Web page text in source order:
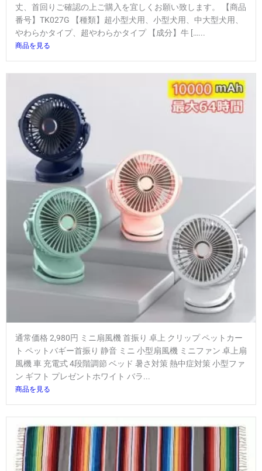
丈、首回りご確認の上ご購入を宜しくお願い致します。 【商品
番号】TK027G 【種類】超小型犬用、小型犬用、中大型犬用、
やわらかタイプ、超やわらかタイプ 【成分】牛 […...
商品を見る
通常価格 2,980円 ミニ扇風機 首振り 卓上 クリップ ペットカー
ト ペットバギー首振り 静音 ミニ 小型扇風機 ミニファン 卓上扇
風機 車 充電式 4段階調節 ベッド 暑さ対策 熱中症対策 小型ファ
ン ギフト プレゼントホワイト バラ...
商品を見る